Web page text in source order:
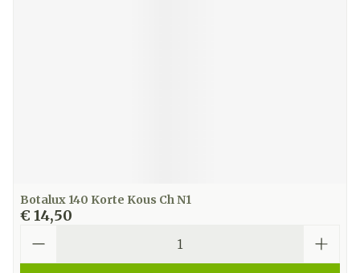
Botalux 140 Korte Kous Ch N1
€ 14,50